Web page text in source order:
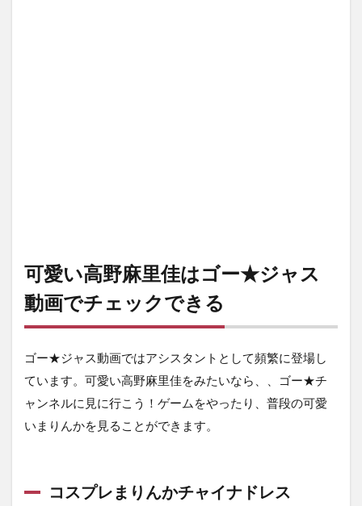
可愛い高野麻里佳はゴー★ジャス
動画でチェックできる
ゴー★ジャス動画ではアシスタントとして頻繁に登場し
ています。可愛い高野麻里佳をみたいなら、、ゴー★チ
ャンネルに見に行こう！ゲームをやったり、普段の可愛
いまりんかを見ることができます。
コスプレまりんかチャイナドレス